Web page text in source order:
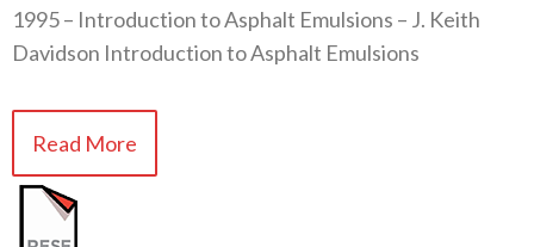
1995 – Introduction to Asphalt Emulsions – J. Keith
Davidson Introduction to Asphalt Emulsions
Read More